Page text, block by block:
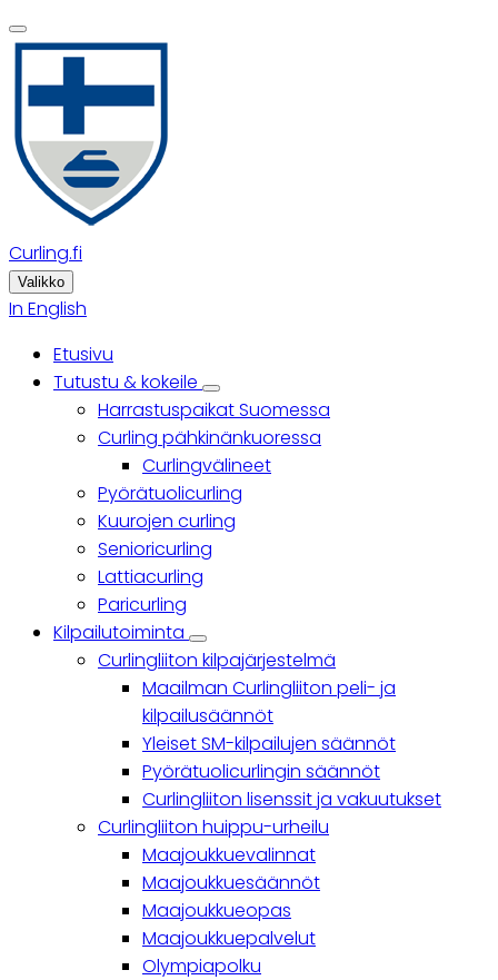
to
Curling.fi
Valikko
In English
Päävalikko
Etusivu
Tutustu & kokeile
Tutustu
&
kokeile
sub-
navigation
Harrastuspaikat Suomessa
Curling pähkinänkuoressa
Curlingvälineet
Pyörätuolicurling
Kuurojen curling
Senioricurling
Lattiacurling
Paricurling
Kilpailutoiminta
Kilpailutoiminta
sub-
navigation
Curlingliiton kilpajärjestelmä
Maailman Curlingliiton peli- ja
kilpailusäännöt
Yleiset SM-kilpailujen säännöt
Pyörätuolicurlingin säännöt
Curlingliiton lisenssit ja vakuutukset
Curlingliiton huippu-urheilu
Maajoukkuevalinnat
Maajoukkuesäännöt
Maajoukkueopas
Maajoukkuepalvelut
Olympiapolku